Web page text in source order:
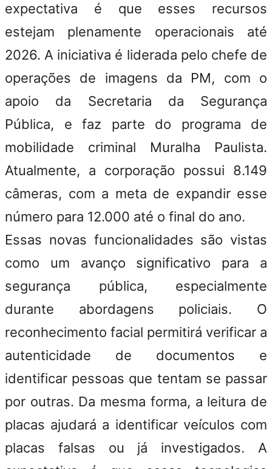
expectativa é que esses recursos
estejam plenamente operacionais até
2026. A iniciativa é liderada pelo chefe de
operações de imagens da PM, com o
apoio da Secretaria da Segurança
Pública, e faz parte do programa de
mobilidade criminal Muralha Paulista.
Atualmente, a corporação possui 8.149
câmeras, com a meta de expandir esse
número para 12.000 até o final do ano.
Essas novas funcionalidades são vistas
como um avanço significativo para a
segurança pública, especialmente
durante abordagens policiais. O
reconhecimento facial permitirá verificar a
autenticidade de documentos e
identificar pessoas que tentam se passar
por outras. Da mesma forma, a leitura de
placas ajudará a identificar veículos com
placas falsas ou já investigados. A